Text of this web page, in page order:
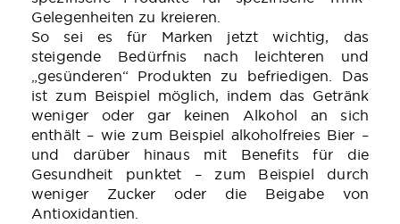
Gelegenheiten zu kreieren.
So sei es für Marken jetzt wichtig, das
steigende Bedürfnis nach leichteren und
„gesünderen“ Produkten zu befriedigen. Das
ist zum Beispiel möglich, indem das Getränk
weniger oder gar keinen Alkohol an sich
enthält – wie zum Beispiel alkoholfreies Bier –
und darüber hinaus mit Benefits für die
Gesundheit punktet – zum Beispiel durch
weniger Zucker oder die Beigabe von
Antioxidantien.